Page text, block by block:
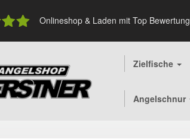
Onlineshop & Laden mit Top Bewertung
Zielfische
Angelschnur